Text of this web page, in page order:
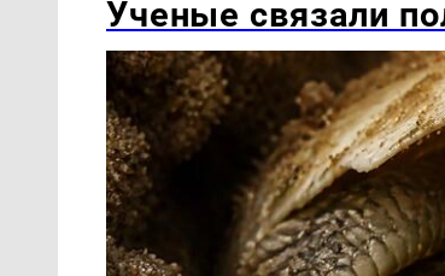
Ученые связали